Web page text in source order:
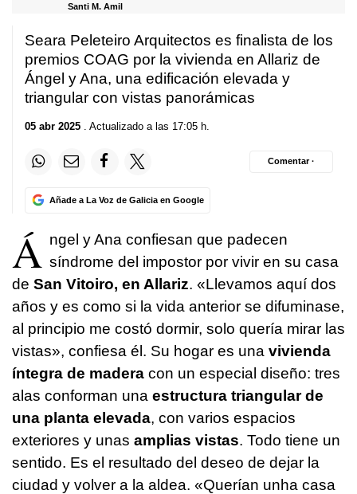
Santi M. Amil
Seara Peleteiro Arquitectos es finalista de los
premios COAG por la vivienda en Allariz de
Ángel y Ana, una edificación elevada y
triangular con vistas panorámicas
05 abr 2025 . Actualizado a las 17:05 h.
Añade a La Voz de Galicia en Google
Comentar ·
Á ngel y Ana confiesan que padecen
síndrome del impostor por vivir en su casa
de San Vitoiro, en Allariz. «Llevamos aquí dos
años y es como si la vida anterior se difuminase,
al principio me costó dormir, solo quería mirar las
vistas», confiesa él. Su hogar es una vivienda
íntegra de madera con un especial diseño: tres
alas conforman una estructura triangular de
una planta elevada, con varios espacios
exteriores y unas amplias vistas. Todo tiene un
sentido. Es el resultado del deseo de dejar la
ciudad y volver a la aldea. «Querían unha casa